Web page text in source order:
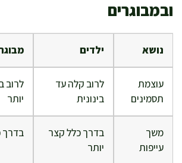
ובמבוגרים
נושא ילדים
עוצמת
תסמינים
לרוב קלה עד
בינונית
לרוב
יותר
משך
עייפות
בדרך כלל קצר
יותר
בדרך